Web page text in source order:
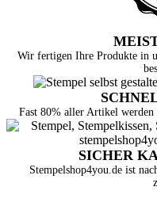
Wir fertigen Ihre Produkte in
Fast 80% aller Artikel werden
SICHER
Stempelshop4you.de ist